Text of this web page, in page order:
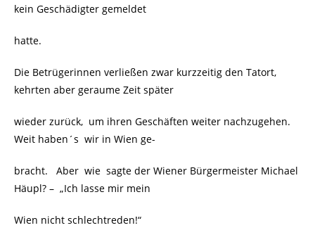
kein Geschädigter gemeldet
hatte.
Die Betrügerinnen verließen zwar kurzzeitig den Tatort,
kehrten aber geraume Zeit später
wieder zurück, um ihren Geschäften weiter nachzugehen.
Weit haben´s wir in Wien ge-
bracht. Aber wie sagte der Wiener Bürgermeister Michael
Häupl? – „Ich lasse mir mein
Wien nicht schlechtreden!“